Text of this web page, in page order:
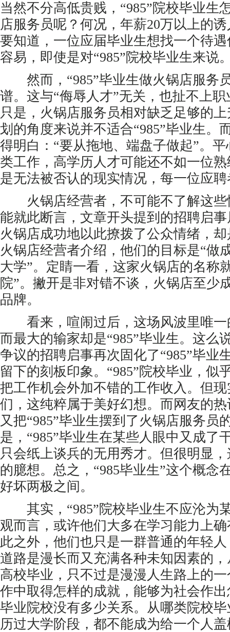
当然不分高低贵贱，“985”院校毕业生
店服务员呢？何况，年薪20万以上的
要知道，一位应届毕业生想找一个待
容易，即使是对“985”院校毕业生来说
然而，“985”毕业生做火锅店服务
谱。这与“侮辱人才”无关，也扯不上
只是，火锅店服务员相对缺乏足够的
划的角度来说并不适合“985”毕业生。
得明白：“要从拖地、端盘子做起”。
类工作，高学历人才可能还不如一位
是无法被否认的现实情况，每一位应
火锅店经营者，不可能不了解这些
能就此断言，文章开头提到的招聘启
火锅店成功地以此撩拨了公众情绪，
火锅店经营者介绍，他们的目标是“做
大学”。定睛一看，这家火锅店的名称
院”。撇开是非对错不谈，火锅店至少
品牌。
看来，喧闹过后，这场风波里唯一
而最大的输家却是“985”毕业生。这么
争议的招聘启事再次固化了“985”毕业
留下的刻板印象。“985”院校毕业，似
把工作机会外加不错的工作收入。但
们，这纯粹属于美好幻想。而网友的
又把“985”毕业生摆到了火锅店服务员
是，“985”毕业生在某些人眼中又成了
只会纸上谈兵的无用秀才。但很明显
的臆想。总之，“985毕业生”这个概念
好坏两极之间。
其实，“985”院校毕业生不应沦为
观而言，或许他们大多在学习能力上
此之外，他们也只是一群普通的年轻
道路是漫长而又充满各种未知因素的
高校毕业，只不过是漫漫人生路上的
作中取得怎样的成就，能够为社会作
毕业院校没有多少关系。从哪类院校
历过大学阶段，都不能成为给一个人